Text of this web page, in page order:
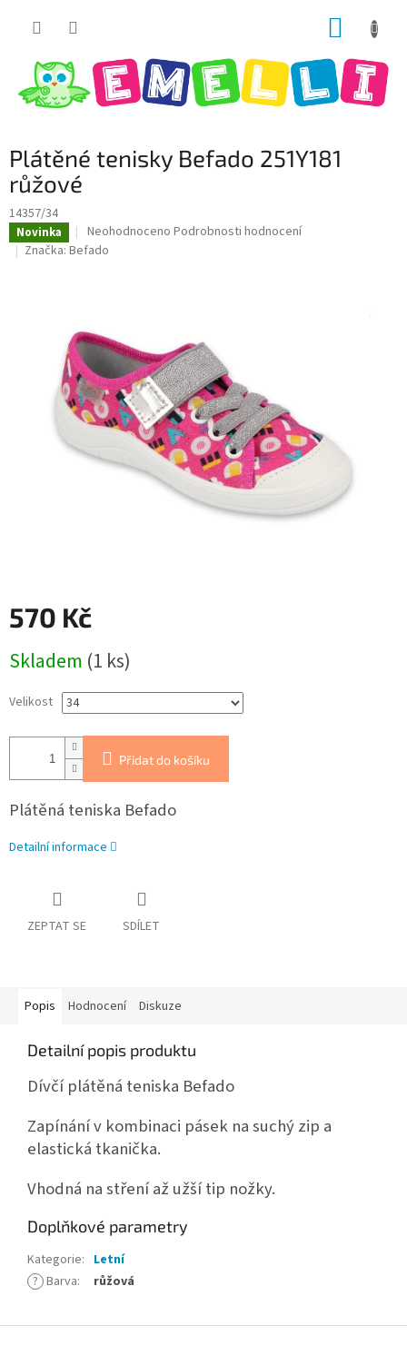
Plátěné tenisky Befado 251Y181
růžové
14357/34
Novinka
Průměrné
hodnocení
5
hvězdiček.
Neohodnoceno Podrobnosti hodnocení
Značka: Befado
570 Kč
cena:
Skladem (1 ks)
Velikost
Přidat do košíku
Plátěná teniska Befado
Detailní informace
ZEPTAT SE SDÍLET
Popis Hodnocení Diskuze
Detailní popis produktu
Dívčí plátěná teniska Befado
Zapínání v kombinaci pásek na suchý zip a
elastická tkanička.
Vhodná na stření až užší tip nožky.
Doplňkové parametry
Kategorie: Letní
? Barva: růžová